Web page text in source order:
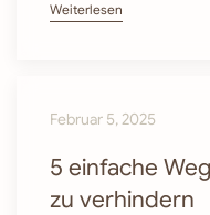
Weiterlesen
Februar 5, 2025
5 einfache
zu verhindern